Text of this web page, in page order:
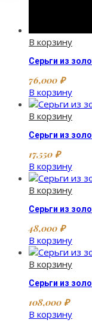
В корзину
Серьги из
76,000 ₽
В корзину
В корзину
Серьги из
17,550 ₽
В корзину
В корзину
Серьги из
48,000 ₽
В корзину
В корзину
Серьги из
108,000 ₽
В корзину